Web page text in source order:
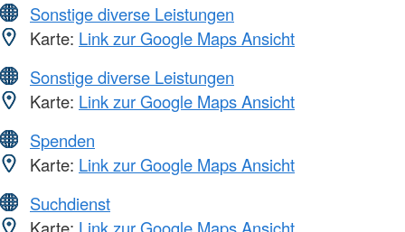
Sonstige diverse Leistungen
Karte: Link zur Google Maps Ansicht
Sonstige diverse Leistungen
Karte: Link zur Google Maps Ansicht
Spenden
Karte: Link zur Google Maps Ansicht
Suchdienst
Karte: Link zur Google Maps Ansicht